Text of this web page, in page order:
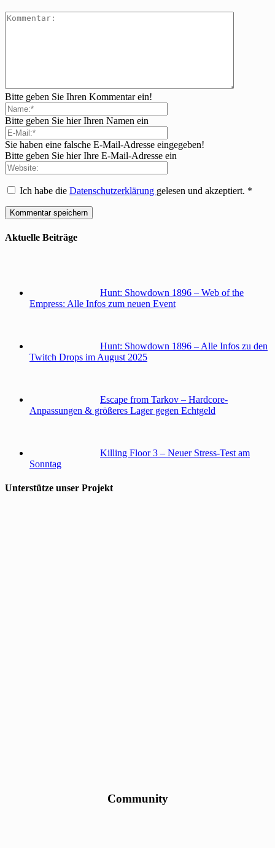
Bitte geben Sie Ihren Kommentar ein!
Bitte geben Sie hier Ihren Namen ein
Sie haben eine falsche E-Mail-Adresse eingegeben!
Bitte geben Sie hier Ihre E-Mail-Adresse ein
Ich habe die Datenschutzerklärung gelesen und akzeptiert. *
Aktuelle Beiträge
Hunt: Showdown 1896 – Web of the
Empress: Alle Infos zum neuen Event
Hunt: Showdown 1896 – Alle Infos zu den
Twitch Drops im August 2025
Escape from Tarkov – Hardcore-
Anpassungen & größeres Lager gegen Echtgeld
Killing Floor 3 – Neuer Stress-Test am
Sonntag
Unterstütze unser Projekt
Community